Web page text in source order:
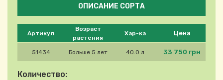
Please select product
Артикул
Возраст
растения
Хар-ка Цена
51434 Больше 5 лет 40.0 л 33 750 грн
Количество:
ОПИСАНИЕ СОРТА